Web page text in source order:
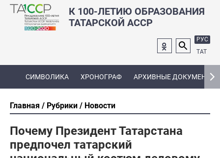
К 100-ЛЕТИЮ ОБРАЗОВАНИЯ
ТАТАРСКОЙ АССР
РУС
ТАТ
СИМВОЛИКА ХРОНОГРАФ АРХИВНЫЕ ДОКУМЕНТЫ
Главная Рубрики Новости
Почему Президент Татарстана
предпочел татарский